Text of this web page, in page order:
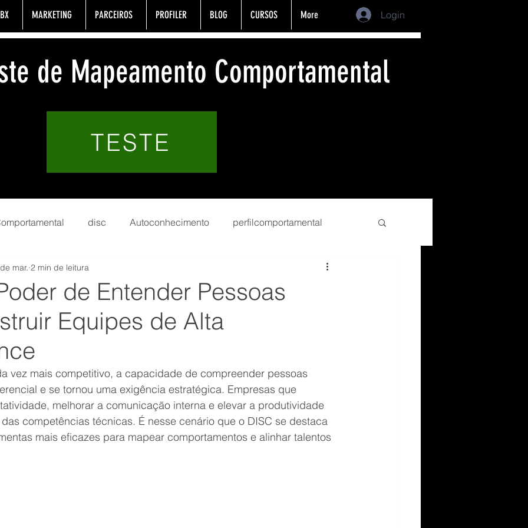
MARKETING PARCEIROS PROFILER BLOG CURSOS More Login
de Mapeamento Comportamental
TESTE
disc Autoconhecimento perfilcomportamental
Equipe
covid autoconsciência rh Carreira
Foco
de Entender Pessoas
Equipes de Alta
mar. 2 min de leitura
vez mais competitivo, a capacidade de compreender pessoas
e se tornou uma exigência estratégica. Empresas que
melhorar a comunicação interna e elevar a produtividade
competências técnicas. É nesse cenário que o DISC se destaca
mais eficazes para mapear comportamentos e alinhar talentos